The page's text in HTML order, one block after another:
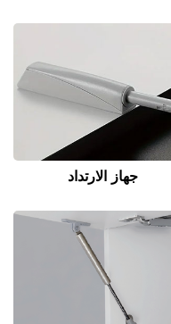
جهاز الارتداد